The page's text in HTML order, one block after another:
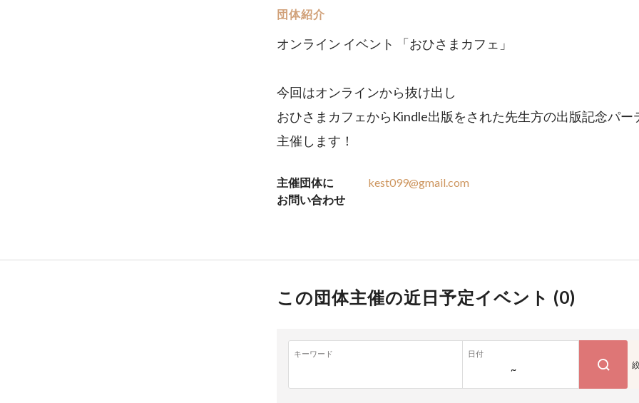
団体紹介
オンライン イベント 「おひさまカフェ」
今回はオンラインから抜け出し
おひさまカフェからKindle出版をされた先生方の出版記念パー
主催します！
主催団体に
お問い合わせ
kest099@gmail.com
この団体主催の近日予定イベント (0)
キーワード 日付
~